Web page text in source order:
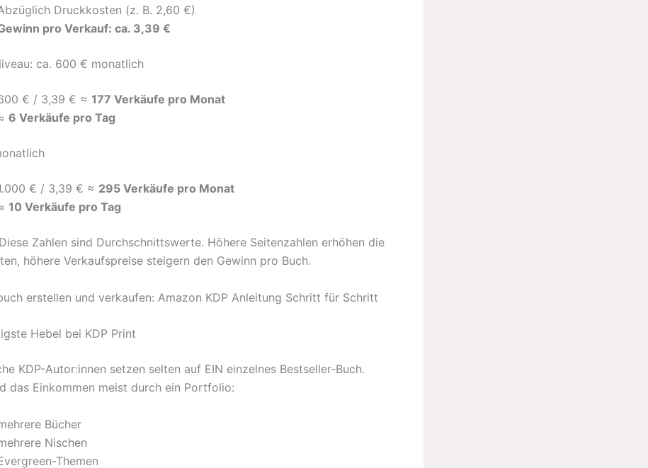
Druckkosten (z. B. 2,60 €)
pro Verkauf: ca. 3,39 €
ca. 600 € monatlich
€ / 3,39 € ≈ 177 Verkäufe pro Monat
6 Verkäufe pro Tag
€ / 3,39 € ≈ 295 Verkäufe pro Monat
10 Verkäufe pro Tag
Diese Zahlen sind Durchschnittswerte. Höhere Seitenzahlen erhöhen die
höhere Verkaufspreise steigern den Gewinn pro Buch.
Hebel bei KDP Print
KDP-Autor:innen setzen selten auf EIN einzelnes Bestseller-Buch.
das Einkommen meist durch ein Portfolio:
Bücher
Nischen
Themen